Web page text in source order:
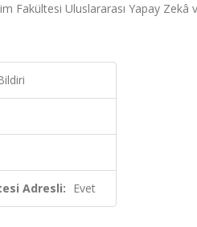
Fakültesi Uluslararası Yapay
Adresli: Evet